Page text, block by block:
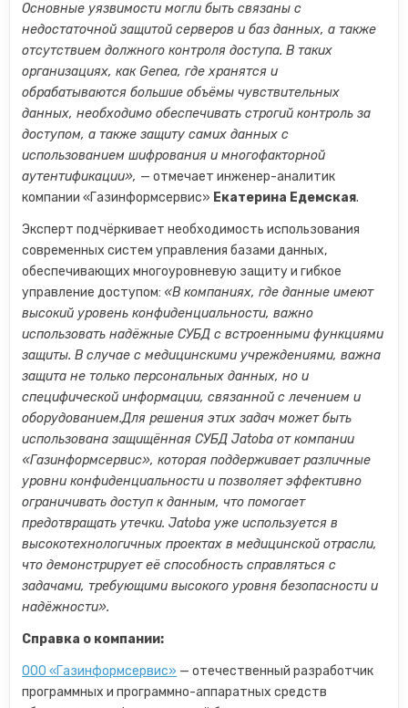
Основные уязвимости могли быть связаны с
недостаточной защитой серверов и баз данных, а также
отсутствием должного контроля доступа. В таких
организациях, как Genea, где хранятся и
обрабатываются большие объёмы чувствительных
данных, необходимо обеспечивать строгий контроль за
доступом, а также защиту самих данных с
использованием шифрования и многофакторной
аутентификации», — отмечает инженер-аналитик
компании «Газинформсервис» Екатерина Едемская.
Эксперт подчёркивает необходимость использования
современных систем управления базами данных,
обеспечивающих многоуровневую защиту и гибкое
управление доступом: «В компаниях, где данные имеют
высокий уровень конфиденциальности, важно
использовать надёжные СУБД с встроенными функциями
защиты. В случае с медицинскими учреждениями, важна
защита не только персональных данных, но и
специфической информации, связанной с лечением и
оборудованием.Для решения этих задач может быть
использована защищённая СУБД Jatoba от компании
«Газинформсервис», которая поддерживает различные
уровни конфиденциальности и позволяет эффективно
ограничивать доступ к данным, что помогает
предотвращать утечки. Jatoba уже используется в
высокотехнологичных проектах в медицинской отрасли,
что демонстрирует её способность справляться с
задачами, требующими высокого уровня безопасности и
надёжности».
Справка о компании:
ООО «Газинформсервис» — отечественный разработчик
программных и программно-аппаратных средств